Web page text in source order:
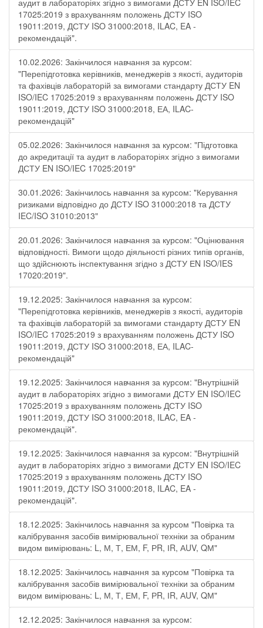
аудит в лабораторіях згідно з вимогами ДСТУ EN ISO/IEC
17025:2019 з врахуванням положень ДСТУ ISO
19011:2019, ДСТУ ISO 31000:2018, ILAC, EA -
рекомендацій".
10.02.2026: Закінчилося навчання за курсом:
"Перепідготовка керівників, менеджерів з якості, аудиторів
та фахівців лабораторій за вимогами стандарту ДСТУ EN
ISO/IEC 17025:2019 з врахуванням положень ДСТУ ISO
19011:2019, ДСТУ ISO 31000:2018, ЕА, ILAC-
рекомендацій"
05.02.2026: Закінчилося навчання за курсом: "Підготовка
до акредитації та аудит в лабораторіях згідно з вимогами
ДСТУ EN ISO/IEC 17025:2019"
30.01.2026: Закінчилось навчання за курсом: "Керування
ризиками відповідно до ДСТУ ISO 31000:2018 та ДСТУ
IEC/ISO 31010:2013"
20.01.2026: Закінчилося навчання за курсом: "Оцінювання
відповідності. Вимоги щодо діяльності різних типів органів,
що здійснюють інспектування згідно з ДСТУ ЕN ISO/IES
17020:2019".
19.12.2025: Закінчилося навчання за курсом:
"Перепідготовка керівників, менеджерів з якості, аудиторів
та фахівців лабораторій за вимогами стандарту ДСТУ EN
ISO/IEC 17025:2019 з врахуванням положень ДСТУ ISO
19011:2019, ДСТУ ISO 31000:2018, ЕА, ILAC-
рекомендацій"
19.12.2025: Закінчилося навчання за курсом: "Внутрішній
аудит в лабораторіях згідно з вимогами ДСТУ EN ISO/IEC
17025:2019 з врахуванням положень ДСТУ ISO
19011:2019, ДСТУ ISO 31000:2018, ILAC, EA -
рекомендацій".
19.12.2025: Закінчилося навчання за курсом: "Внутрішній
аудит в лабораторіях згідно з вимогами ДСТУ EN ISO/IEC
17025:2019 з врахуванням положень ДСТУ ISO
19011:2019, ДСТУ ISO 31000:2018, ILAC, EA -
рекомендацій".
18.12.2025: Закінчилось навчання за курсом "Повірка та
калібрування засобів вимірювальної техніки за обраним
видом вимірювань: L, М, Т, ЕМ, F, РR, ІR, АUV, QМ"
18.12.2025: Закінчилось навчання за курсом "Повірка та
калібрування засобів вимірювальної техніки за обраним
видом вимірювань: L, М, Т, ЕМ, F, РR, ІR, АUV, QМ"
12.12.2025: Закінчилося навчання за курсом: